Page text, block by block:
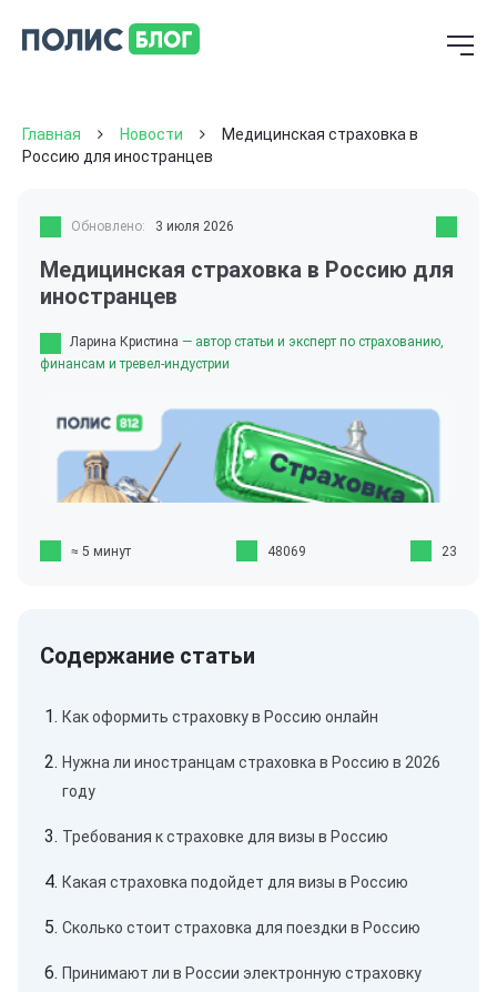
Главная Новости
Медицинская страховка в
Россию для иностранцев
Обновлено: 3 июля 2026
Медицинская страховка в Россию для
иностранцев
Ларина Кристина — автор статьи и эксперт по страхованию,
финансам и тревел-индустрии
≈ 5 минут 48069 23
Как оформить страховку в Россию онлайн
Нужна ли иностранцам страховка в Россию в 2026
году
Требования к страховке для визы в Россию
Какая страховка подойдет для визы в Россию
Сколько стоит страховка для поездки в Россию
Принимают ли в России электронную страховку